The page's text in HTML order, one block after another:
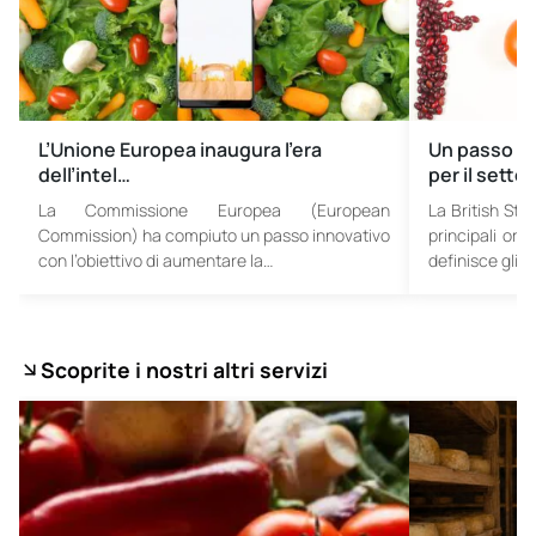
L’Unione Europea inaugura l’era
dell’intel…
La Commissione Europea (European
Commission) ha compiuto un passo innovativo
con l’obiettivo di aumentare la…
Un passo
per il
La British
principali
definisce gli…
Scoprite i nostri altri servizi